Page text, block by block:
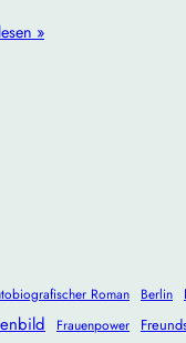
»
Roman Berlin
Frauenpower